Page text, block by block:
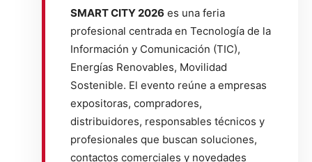
SMART CITY 2026 es una feria
profesional centrada en Tecnología de la
Información y Comunicación (TIC),
Energías Renovables, Movilidad
Sostenible. El evento reúne a empresas
expositoras, compradores,
distribuidores, responsables técnicos y
profesionales que buscan soluciones,
contactos comerciales y novedades